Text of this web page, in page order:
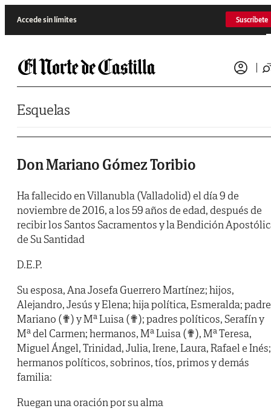
Accede sin límites Suscríbete
Esquelas
Don Mariano Gómez Toribio
Ha fallecido en Villanubla (Valladolid) el día 9 de
noviembre de 2016, a los 59 años de edad, después de
recibir los Santos Sacramentos y la Bendición
de Su Santidad
D.E.P.
Su esposa, Ana Josefa Guerrero Martínez; hijos,
Alejandro, Jesús y Elena; hija política, Esmeralda;
Mariano (✟) y Mª Luisa (✟); padres políticos, Serafín y
Mª del Carmen; hermanos, Mª Luisa (✟), Mª Teresa,
Miguel Ángel, Trinidad, Julia, Irene, Laura, Rafael e Inés;
hermanos políticos, sobrinos, tíos, primos y demás
familia:
Ruegan una oración por su alma